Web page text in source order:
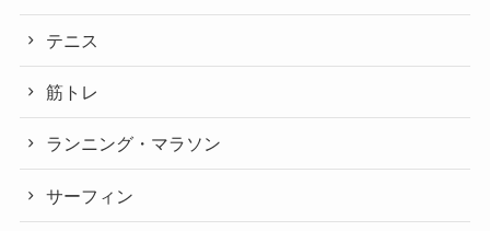
テニス
筋トレ
ランニング・マラソン
サーフィン